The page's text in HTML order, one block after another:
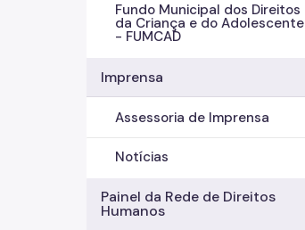
Fundo Municipal dos Direitos
da Criança e do Adolescente
- FUMCAD
Imprensa
Assessoria de Imprensa
Notícias
Painel da Rede de Direitos
Humanos